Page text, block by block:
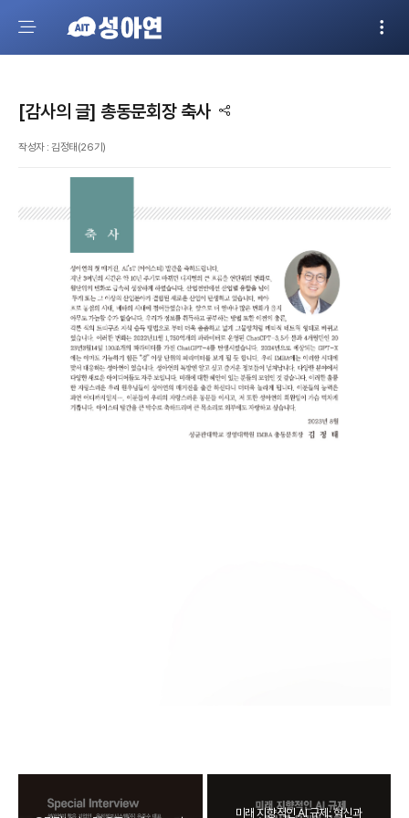
[감사의 글] 총동문회장 축사
작성자 : 김정태(26기)
미래 지향적인 AI 규제: 혁신과